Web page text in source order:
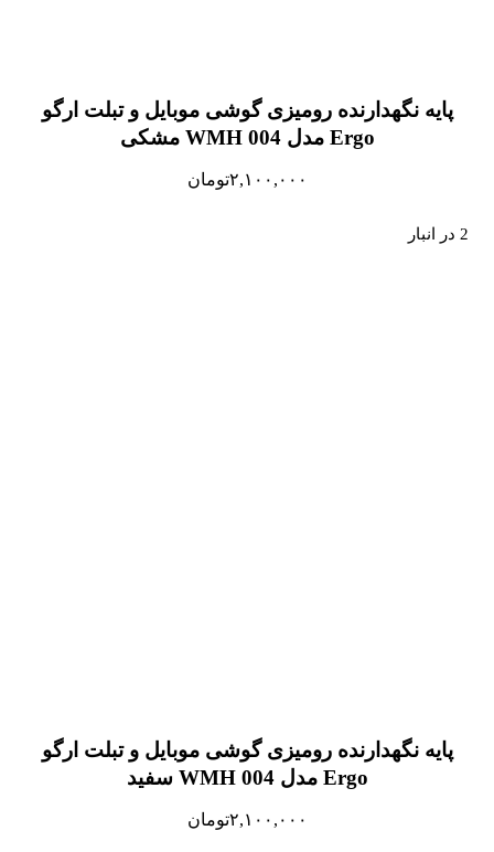
پایه نگهدارنده رومیزی گوشی موبایل و تبلت ارگو
Ergo مدل WMH 004 مشکی
۲,۱۰۰,۰۰۰تومان
2 در انبار
پایه نگهدارنده رومیزی گوشی موبایل و تبلت ارگو
Ergo مدل WMH 004 سفید
۲,۱۰۰,۰۰۰تومان